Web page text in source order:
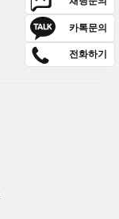
카톡문의
전화하기